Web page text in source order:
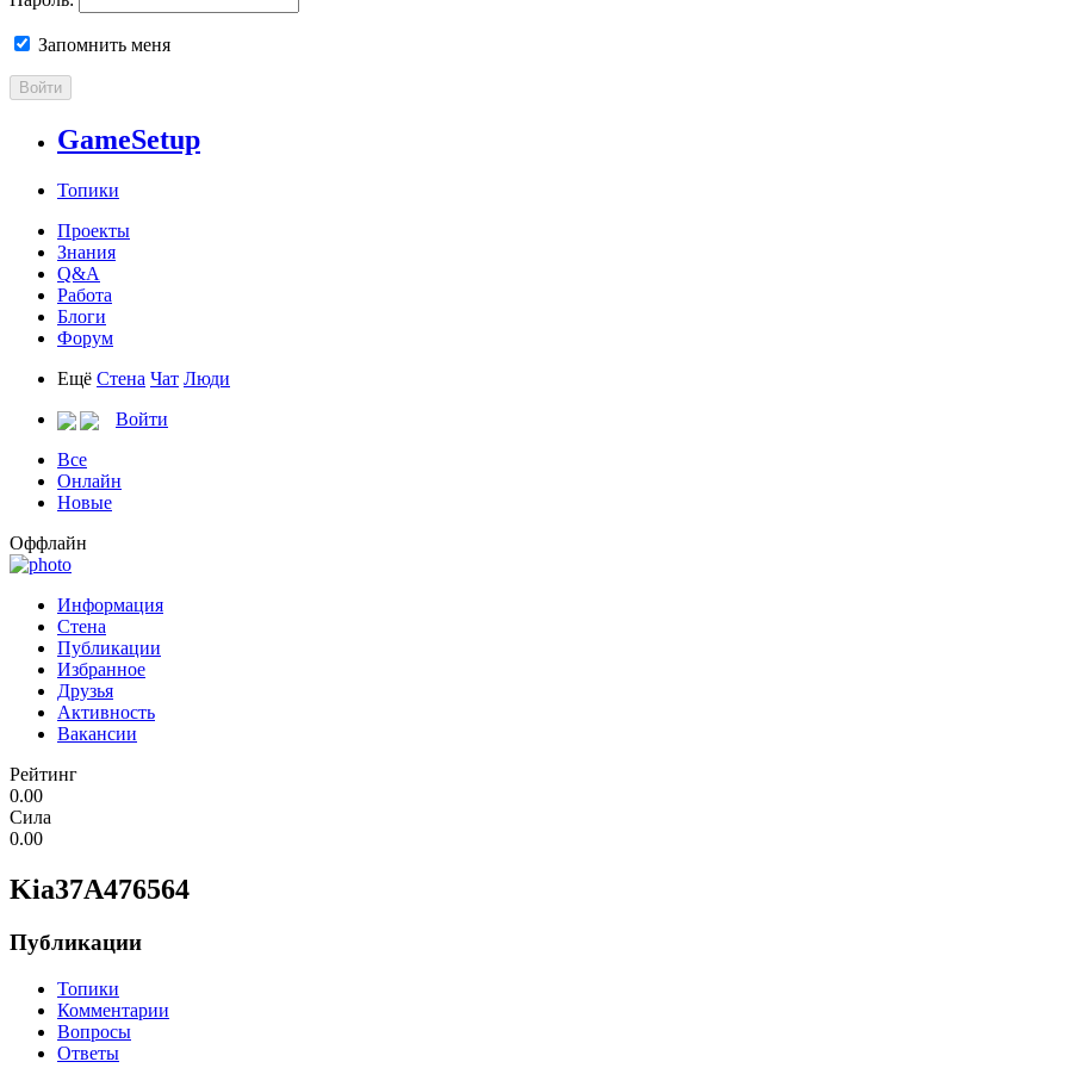
Запомнить меня
Войти
GameSetup
Топики
Проекты
Знания
Q&A
Работа
Блоги
Форум
Ещё Стена Чат Люди
Войти
Все
Онлайн
Новые
Оффлайн
Информация
Стена
Публикации
Избранное
Друзья
Активность
Вакансии
Рейтинг
0.00
Сила
0.00
Kia37A476564
Публикации
Топики
Комментарии
Вопросы
Ответы